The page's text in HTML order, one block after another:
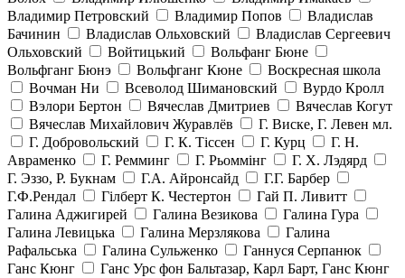
Владимир Петровский
Владимир Попов
Владислав
Бачинин
Владислав Ольховский
Владислав Сергеевич
Ольховский
Войтицький
Вольфанг Бюне
Вольфганг Бюнэ
Вольфганг Кюне
Воскресная школа
Вочман Ни
Всеволод Шимановский
Вурдо Кролл
Вэлори Бертон
Вячеслав Дмитриев
Вячеслав Когут
Вячеслав Михайлович Журавлёв
Г. Виске, Г. Левен мл.
Г. Добровольский
Г. К. Тiссен Г. Курц
Г. Н.
Авраменко
Г. Ремминг Г. Рьоммінг
Г. Х. Лэдярд
Г. Эззо, Р. Букнам
Г.А. Айронсайд
Г.Г. Барбер
Г.Ф.Рендал
Гілберт К. Честертон
Гай П. Ливитт
Галина Аджигирей
Галина Везикова
Галина Гура
Галина Левицька
Галина Мерзлякова
Галина
Рафальська
Галина Сульженко
Ганнуся Серпанюк
Ганс Кюнг
Ганс Урс фон Бальтазар, Карл Барт, Ганс Кюнг